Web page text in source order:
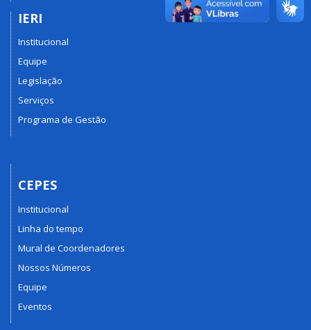
IERI
Institucional
Equipe
Legislação
Serviços
Programa de Gestão
CEPES
Institucional
Linha do tempo
Mural de Coordenadores
Nossos Números
Equipe
Eventos